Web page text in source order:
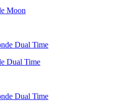
Moon
Dual Time